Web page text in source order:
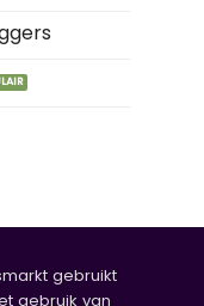
gebruikt
gebruik van